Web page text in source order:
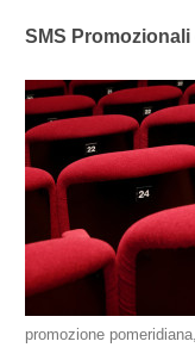
SMS
promozione